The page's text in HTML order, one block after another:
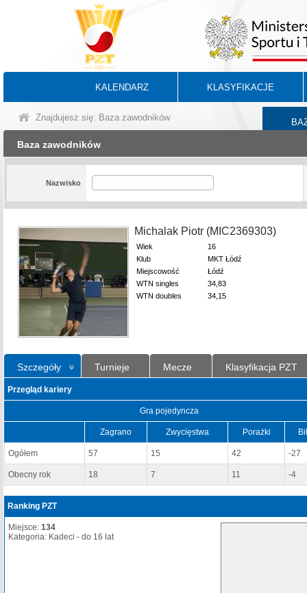
KALENDARZ KLASYFIKACJE
Znajdujesz się: Baza zawodników
Baza zawodników
Nazwisko
Michalak Piotr (MIC2369303)
Wiek
16
Klub
MKT Łódź
Miejscowość
Łódź
WTN singles
34,83
WTN doubles
34,15
Szczegóły Turnieje Mecze Klasyfikacja PZT
Przegląd kariery
Gra pojedyncza
Zagrano Zwycięstwa Porażki
Ogółem 57 15 42 -27
Obecny rok 18 7 11 -4
Ranking PZT
Miejsce: 134
Kategoria: Kadeci - do 16 lat